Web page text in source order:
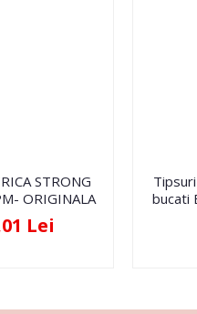
STRONG
ORIGINALA
Lei
bucati